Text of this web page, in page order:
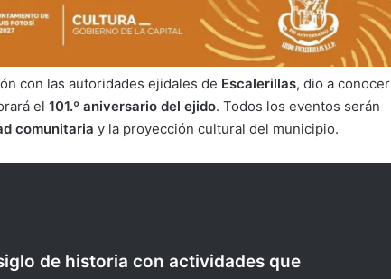
con las autoridades ejidales de Escalerillas, dio a conocer
el 101.º aniversario del ejido. Todos los eventos serán
comunitaria y la proyección cultural del municipio.
de historia con actividades que